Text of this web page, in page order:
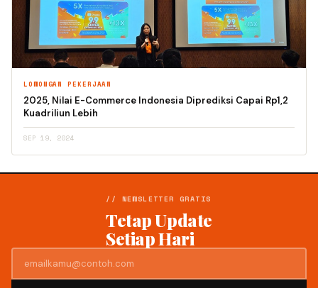
LOWONGAN PEKERJAAN
2025, Nilai E-Commerce Indonesia Diprediksi Capai Rp1,2
Kuadriliun Lebih
SEP 19, 2024
// NEWSLETTER GRATIS
Tetap Update
Setiap Hari